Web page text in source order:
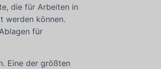
die für Arbeiten in
werden können.
für
Eine der größten